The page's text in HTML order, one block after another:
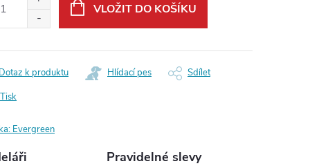
VLOŽIT DO KOŠÍKU
Tisk
k produktu Hlídací pes Sdílet
Evergreen
Pravidelné slevy